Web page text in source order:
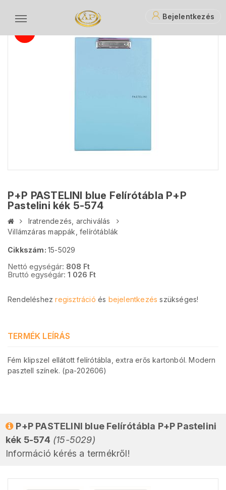
Bejelentkezés
P+P PASTELINI blue Felírótábla P+P
Pastelini kék 5-574
Iratrendezés, archiválás
Villámzáras mappák, felírótáblák
Cikkszám: 15-5029
Nettó egységár: 808 Ft
Bruttó egységár: 1 026 Ft
Rendeléshezregisztráció és bejelentkezés szükséges!
TERMÉK LEÍRÁS
Fém klipszel ellátott felírótábla, extra erős kartonból. Modern
pasztell színek. (pa-202606)
P+P PASTELINI blue Felírótábla P+P Pastelini
kék 5-574 (15-5029)
Információ kérés a termékről!